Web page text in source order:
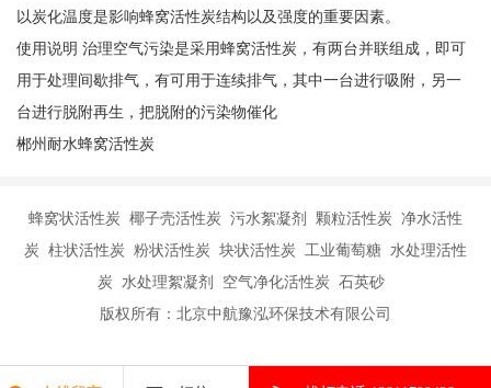
以炭化温度是影响蜂窝活性炭结构以及强度的重要因素。
使用说明 治理空气污染是采用蜂窝活性炭，有两台并联组成，即可
用于处理间歇排气，有可用于连续排气，其中一台进行吸附，另一
台进行脱附再生，把脱附的污染物催化
郴州耐水蜂窝活性炭
蜂窝状活性炭 椰子壳活性炭 污水絮凝剂 颗粒活性炭 净水活性
炭 柱状活性炭 粉状活性炭 块状活性炭 工业葡萄糖 水处理活性
炭 水处理絮凝剂 空气净化活性炭 石英砂
版权所有：北京中航豫泓环保技术有限公司